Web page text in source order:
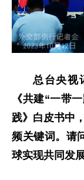
总台央视
《共建“一带
践》白皮书中
频关键词。请
球实现共同发